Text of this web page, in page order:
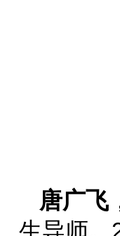
唐广飞
生导师。